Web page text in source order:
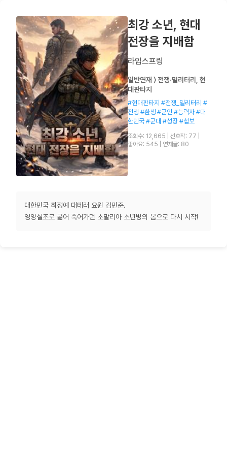
최강 소년, 현대
전장을 지배함
라임스프링
일반연재 〉 전쟁·밀리터리, 현
대판타지
#현대판타지 #전쟁_밀리터리 #
전쟁 #환생 #군인 #능력자 #대
한민국 #군대 #성장 #첩보
조회수: 12,665 선호작: 77
좋아요: 545
연재글: 80
대한민국 최정예 대테러 요원 김민준.
영양실조로 굶어 죽어가던 소말리아 소년병의 몸으로 다시 시작!